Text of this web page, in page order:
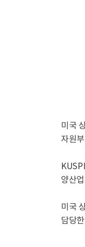
미국
자원
양산
미국
담당